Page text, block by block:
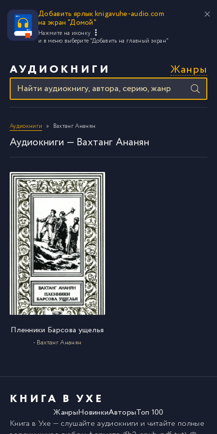
Добавить ярлык knigavuhe-audio.com
на экран "Домой"
Нажмите на иконку
и в меню выберите "Добавить на главный экран"
АУДИОКНИГИ Жанры
Аудиокниги Вахтанг Ананян
Аудиокниги — Вахтанг Ананян
Пленники Барсова ущелья
- Вахтанг Ананян
КНИГА В УХЕ
ЖанрыНовинкиАвторыТоп 100
Книга в Ухе — слушайте аудиокниги и читайте полные